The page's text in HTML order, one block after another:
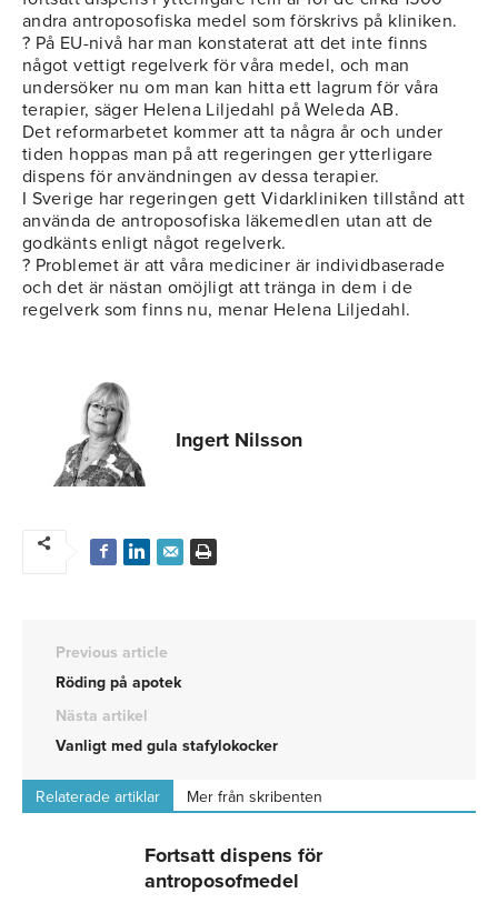
andra antroposofiska medel som förskrivs på kliniken.
? På EU-nivå har man konstaterat att det inte finns
något vettigt regelverk för våra medel, och man
undersöker nu om man kan hitta ett lagrum för våra
terapier, säger Helena Liljedahl på Weleda AB.
Det reformarbetet kommer att ta några år och under
tiden hoppas man på att regeringen ger ytterligare
dispens för användningen av dessa terapier.
I Sverige har regeringen gett Vidarkliniken tillstånd att
använda de antroposofiska läkemedlen utan att de
godkänts enligt något regelverk.
? Problemet är att våra mediciner är individbaserade
och det är nästan omöjligt att tränga in dem i de
regelverk som finns nu, menar Helena Liljedahl.
Ingert Nilsson
Previous article
Röding på apotek
Nästa artikel
Vanligt med gula stafylokocker
Relaterade artiklar Mer från skribenten
Fortsatt dispens för
antroposofmedel